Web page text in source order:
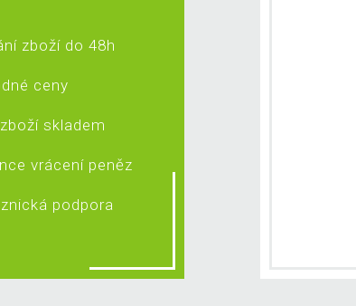
zboží do 48h
ceny
skladem
vrácení peněz
podpora